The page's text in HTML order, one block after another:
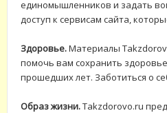
единомышленников и задать
доступ к сервисам сайта,
Здоровье.Материалы
помочь вам сохранить
прошедших лет. Заботиться о
Образ жизни.Takzdorovo.ru